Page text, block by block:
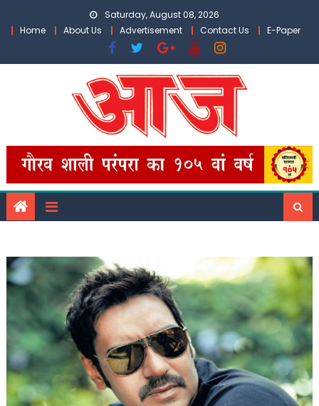
Saturday, August 08, 2026
Home
About Us Advertisement Contact Us E-Paper